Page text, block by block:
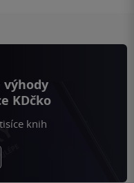
výhody
KDčko
knih